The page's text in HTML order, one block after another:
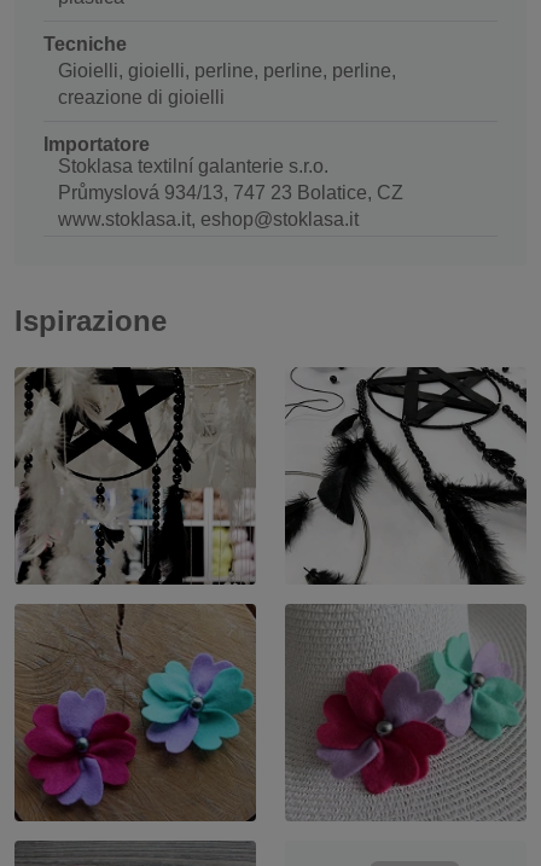
Tecniche
Gioielli, gioielli, perline, perline, perline,
creazione di gioielli
Importatore
Stoklasa textilní galanterie s.r.o.
Průmyslová 934/13, 747 23 Bolatice, CZ
www.stoklasa.it, eshop@stoklasa.it
Ispirazione